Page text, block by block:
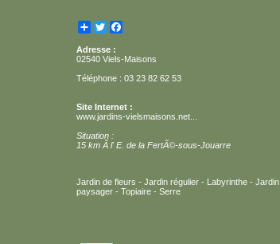
Partager
Twitter
Adresse :
02540 Viels-Maisons
Téléphone : 03 23 82 62 53
Site Internet :
www.jardins-vielsmaisons.net...
Situation :
15 km Ã l' E. de la FertÃ©-sous-Jouarre
Jardin de fleurs - Jardin régulier - Labyrinthe - Jardin
paysager - Topiaire - Serre